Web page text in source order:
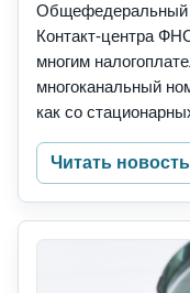
Общефедеральный
Контакт-центра
многим
многоканальный
как со
Читать новость